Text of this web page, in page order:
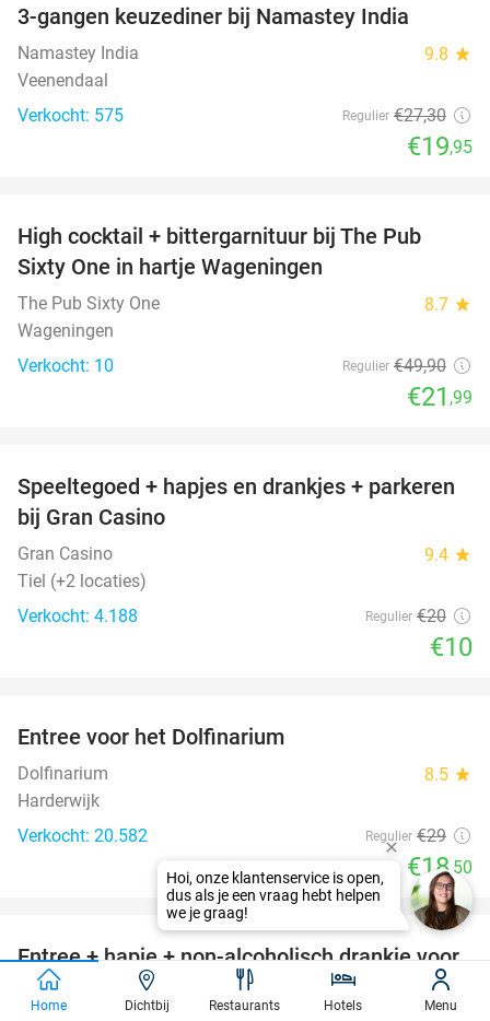
3-gangen keuzediner bij Namastey India
Namastey India 9.8 star
Veenendaal
Verkocht: 575
Regulier €27,30
€19,95
High cocktail + bittergarnituur bij The Pub
Sixty One in hartje Wageningen
The Pub Sixty One 8.7 star
Wageningen
Verkocht: 10
Regulier €49,90
€21 ,99
50%
Speeltegoed + hapjes en drankjes + parkeren
bij Gran Casino
Gran Casino 9.4 star
Tiel (+2 locaties)
Verkocht: 4.188
Regulier €20
€10
Entree voor het Dolfinarium
Dolfinarium 8.5 star
Harderwijk
Verkocht: 20.582
Regulier €29
€18 ,50
52%
favorite_border
Entree + hapje + non-alcoholisch drankje voor
2 bij Holland Casino
Home Dichtbij Restaurants Hotels Menu
Hoi, onze klantenservice is open,
dus als je een vraag hebt helpen
we je graag!